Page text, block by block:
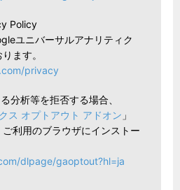
Policy
ユニバーサルアナリティク
ます。
privacy
分析等を拒否する場合、
ス オプトアウト アドオン 」
利用のブラウザにインストー
dlpage/gaoptout?hl=ja